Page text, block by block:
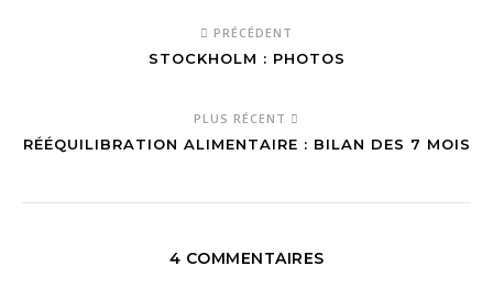
PRÉCÉDENT
STOCKHOLM : PHOTOS
PLUS RÉCENT
RÉÉQUILIBRATION ALIMENTAIRE : BILAN DES 7 MOIS
4 COMMENTAIRES